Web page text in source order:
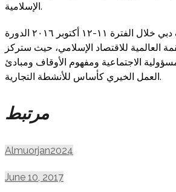
الإسلامية.
وستستضيف دبي خلال الفترة ١١-١٢ أكتوبر ٢٠١٦ الدورة
العالمية للاقتصاد الإسلامي، حيث ستركز
الاجتماعية ومفهوم الأوقاف ومبادئ
العمل الخيري كأساس للأنشطة التجارية.
مرتبط
Almuorjan2024
June 10, 2017